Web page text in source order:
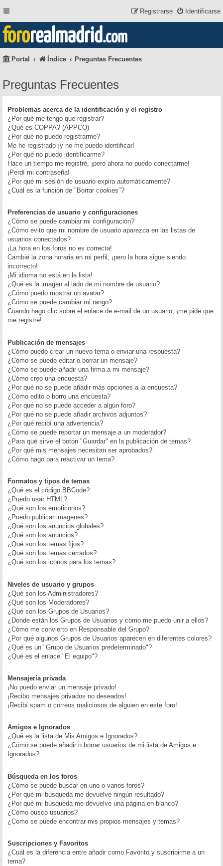
Identificarse
Registrarse
fororealmadrid.com
Portal Índice Preguntas Frecuentes
Preguntas Frecuentes
Problemas acerca de la identificación y el registro
¿Por qué me tengo que registrar?
¿Qué es COPPA? (APPCO)
¿Por qué no puedo registrarme?
Me he registrado ¡y no me puedo identificar!
¿Por qué no puedo identificarme?
Hace un tiempo me registré, ¡pero ahora no puedo conectarme!
¡Perdí mi contraseña!
¿Por qué mi sesión de usuario expira automáticamente?
¿Cuál es la función de "Borrar cookies"?
Preferencias de usuario y configuraciones
¿Cómo se puede cambiar mi configuración?
¿Cómo evito que mi nombre de usuario aparezca en las listas de
usuarios conectados?
¡La hora en los foros no es correcta!
Cambié la zona horaria en mi perfil, ¡pero la hora sigue siendo
incorrecto!
¡Mi idioma no está en la lista!
¿Qué es la imagen al lado de mi nombre de usuario?
¿Cómo puedo mostrar un avatar?
¿Cómo se puede cambiar mi rango?
Cuando hago clic sobre el enlace de e-mail de un usuario, ¡me pide que
me registre!
Publicación de mensajes
¿Cómo puedo crear un nuevo tema o enviar una respuesta?
¿Cómo se puede editar o borrar un mensaje?
¿Cómo se puede añadir una firma a mi mensaje?
¿Cómo creo una encuesta?
¿Por qué no se puede añadir más opciones a la encuesta?
¿Cómo edito o borro una encuesta?
¿Por qué no se puede acceder a algún foro?
¿Por qué no se puede añadir archivos adjuntos?
¿Por qué recibí una advertencia?
¿Cómo se puede reportar un mensaje a un moderador?
¿Para qué sirve el botón "Guardar" en la publicación de temas?
¿Por qué mis mensajes necesitan ser aprobados?
¿Cómo hago para reactivar un tema?
Formatos y tipos de temas
¿Qué es el código BBCode?
¿Puedo usar HTML?
¿Qué son los emoticonos?
¿Puedo publicar imagenes?
¿Qué son los anuncios globales?
¿Qué son los anuncios?
¿Qué son los temas fijos?
¿Qué son los temas cerrados?
¿Qué son los iconos para los temas?
Niveles de usuario y grupos
¿Qué son los Administradores?
¿Qué son los Moderadores?
¿Qué son los Grupos de Usuarios?
¿Donde están los Grupos de Usuarios y como me puedo unir a ellos?
¿Cómo me convierto en Responsable del Grupo?
¿Por qué algunos Grupos de Usuarios aparecen en diferentes colores?
¿Qué es un "Grupo de Usuarios predeterminado"?
¿Qué es el enlace "El equipo"?
Mensajería privada
¡No puedo enviar un mensaje privado!
¡Recibo mensajes privados no deseados!
¡Recibí spam o correos maliciosos de alguien en este foro!
Amigos e Ignorados
¿Qué es la lista de Mis Amigos e Ignorados?
¿Cómo se puede añadir o borrar usuarios de mi lista de Amigos e
Ignorados?
Búsqueda en los foros
¿Cómo se puede buscar en uno o varios foros?
¿Por qué mi búsqueda me devuelve ningún resultado?
¿Por qué mi búsqueda me devuelve una página en blanco?
¿Cómo busco usuarios?
¿Como se puede encontrar mis propios mensajes y temas?
Suscripciones y Favoritos
¿Cuál es la diferencia entre añadir como Favorito y suscribirme a un
tema?